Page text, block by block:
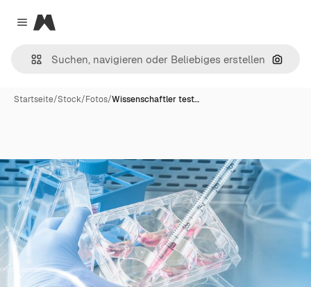
Close menu
Magnific
Nach
Startseite/Stock/Fotos/Wissenschaftler test…